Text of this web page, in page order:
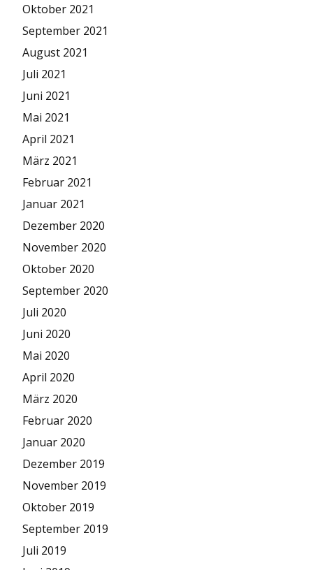
Oktober 2021
September 2021
August 2021
Juli 2021
Juni 2021
Mai 2021
April 2021
März 2021
Februar 2021
Januar 2021
Dezember 2020
November 2020
Oktober 2020
September 2020
Juli 2020
Juni 2020
Mai 2020
April 2020
März 2020
Februar 2020
Januar 2020
Dezember 2019
November 2019
Oktober 2019
September 2019
Juli 2019